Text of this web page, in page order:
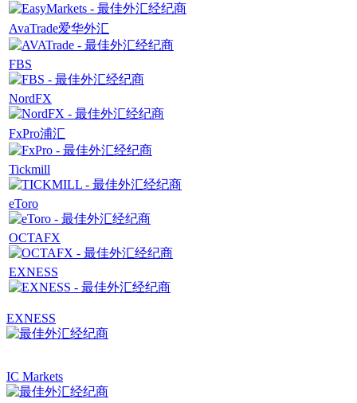
AvaTrade爱华外汇
FBS
NordFX
FxPro浦汇
Tickmill
eToro
OCTAFX
EXNESS
EXNESS
IC Markets